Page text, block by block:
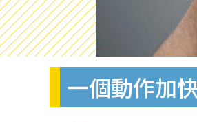
一個動作加